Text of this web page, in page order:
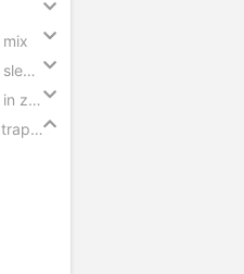
trappen van vergelijking slepen
trappen van vergelijking in zinnen
zinnen met vergrotende trap en overtreffende trap